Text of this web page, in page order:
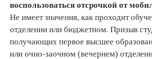
воспользоваться отсрочкой от
Не имеет значения, как проходит
отделении или бюджетном. Призыв
получающих первое высшее
или очно-заочном (вечернем)